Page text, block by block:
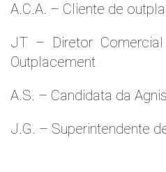
A.C.A. – Cliente de
JT – Diretor
Outplacement
A.S. – Candidata da
J.G. – Superintendente